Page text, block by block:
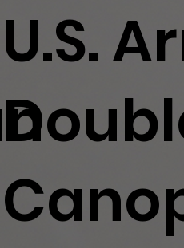
U.S.